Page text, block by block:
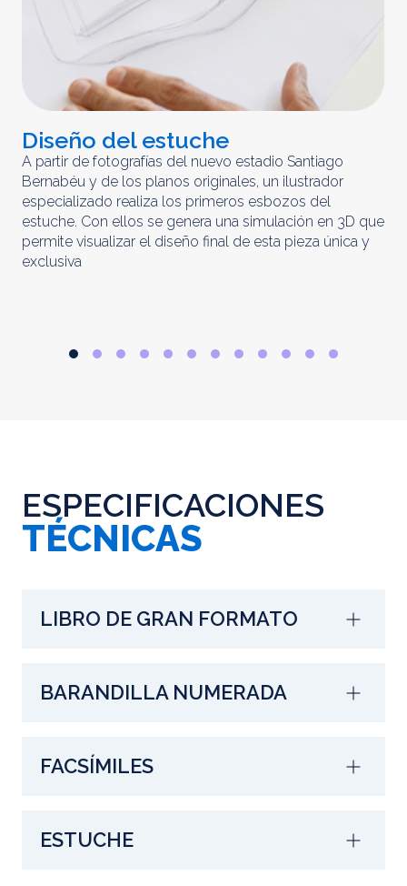
Diseño del estuche
A partir de fotografías del nuevo estadio Santiago
Bernabéu y de los planos originales, un ilustrador
especializado realiza los primeros esbozos del
estuche. Con ellos se genera una simulación en 3D que
permite visualizar el diseño final de esta pieza única y
exclusiva
ESPECIFICACIONES
TÉCNICAS
LIBRO DE GRAN FORMATO
BARANDILLA NUMERADA
FACSÍMILES
ESTUCHE